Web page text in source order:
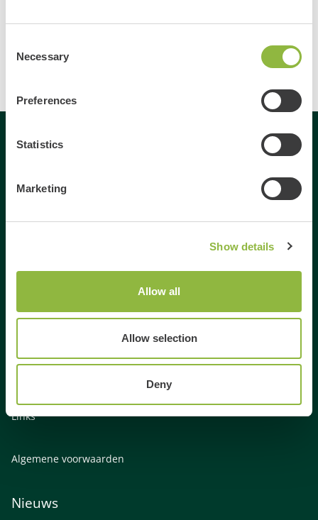
Selection
Necessary
Preferences
Statistics
Marketing
Show details
Allow all
Allow selection
Deny
Vragen?
Weekendje weg Gelderland
Familie uitjes Gelderland
Vrienden uitje Gelderland
Gezinsuitje Veluwe
Links
Algemene voorwaarden
Nieuws